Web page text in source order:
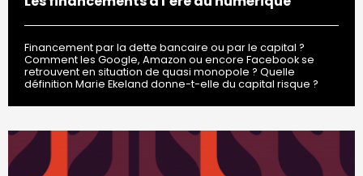
Financement par la dette bancaire ou par le capital ?
Comment les Google, Amazon ou encore Facebook se
retrouvent en situation de quasi monopole ? Quelle
définition Marie Ekeland donne-t-elle du capital risque ?